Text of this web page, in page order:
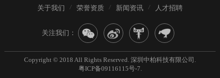
关于我们 荣誉资质 新闻资讯 人才招聘
关注我们：
Copyright © 2018 All Rights Reserved. 深圳中柏科技有限公司.
粤ICP备09116115号-7.